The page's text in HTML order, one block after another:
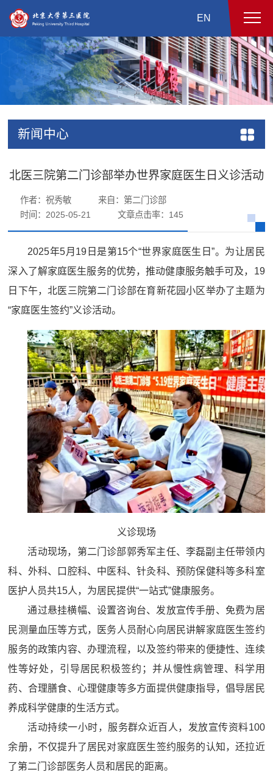
EN
新闻中心
北医三院第二门诊部举办世界家庭医生日义诊活动
作者：祝秀敏
来自：第二门诊部
时间：2025-05-21
文章点击率： 145
2025年5月19日是第15个“世界家庭医生日”。为让居民
深入了解家庭医生服务的优势，推动健康服务触手可及，19
日下午，北医三院第二门诊部在育新花园小区举办了主题为
“家庭医生签约”义诊活动。
义诊现场
活动现场，第二门诊部郭秀军主任、李磊副主任带领内
科、外科、口腔科、中医科、针灸科、预防保健科等多科室
医护人员共15人，为居民提供“一站式”健康服务。
通过悬挂横幅、设置咨询台、发放宣传手册、免费为居
民测量血压等方式，医务人员耐心向居民讲解家庭医生签约
服务的政策内容、办理流程，以及签约带来的便捷性、连续
性等好处，引导居民积极签约；并从慢性病管理、科学用
药、合理膳食、心理健康等多方面提供健康指导，倡导居民
养成科学健康的生活方式。
活动持续一小时，服务群众近百人，发放宣传资料100
余册，不仅提升了居民对家庭医生签约服务的认知，还拉近
了第二门诊部医务人员和居民的距离。